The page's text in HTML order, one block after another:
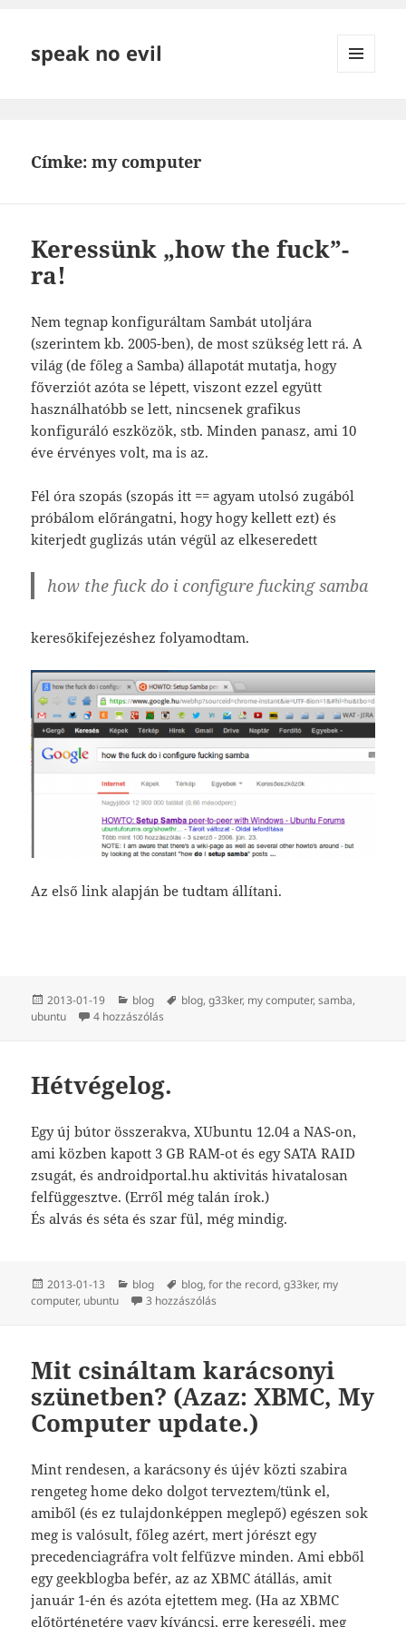
speak no evil
Címke:my computer
Keressünk „how the fuck”-
ra!
Nem tegnap konfiguráltam Sambát utoljára
(szerintem kb. 2005-ben), de most szükség lett rá. A
világ (de főleg a Samba) állapotát mutatja, hogy
főverziót azóta se lépett, viszont ezzel együtt
használhatóbb se lett, nincsenek grafikus
konfiguráló eszközök, stb. Minden panasz, ami 10
éve érvényes volt, ma is az.
Fél óra szopás (szopás itt == agyam utolsó zugából
próbálom előrángatni, hogy hogy kellett ezt) és
kiterjedt guglizás után végül az elkeseredett
how the fuck do i configure fucking samba
keresőkifejezéshez folyamodtam.
Az első link alapján be tudtam állítani.
Közzétéve
2013-01-19 Kategória
blog Címke
blog,g33ker, my computer,samba,
ubuntu
4 hozzászólás
Hétvégelog.
Egy új bútor összerakva, XUbuntu 12.04 a NAS-on,
ami közben kapott 3 GB RAM-ot és egy SATA RAID
zsugát, és androidportal.hu aktivitás hivatalosan
felfüggesztve. (Erről még talán írok.)
És alvás és séta és szar fül, még mindig.
Közzétéve
2013-01-13 Kategória
blog Címke
blog,for the record,g33ker, my
computer, ubuntu 3 hozzászólás
Mit csináltam karácsonyi
szünetben? (Azaz: XBMC, My
Computer update.)
Mint rendesen, a karácsony és újév közti szabira
rengeteg home deko dolgot terveztem/tünk el,
amiből (és ez tulajdonképpen meglepő) egészen sok
meg is valósult, főleg azért, mert jórészt egy
precedenciagráfra volt felfűzve minden. Ami ebből
egy geekblogba befér, az az XBMC átállás, amit
január 1-én és azóta ejtettem meg. (Ha az XBMC
előtörténetére vagy kíváncsi,erre keresgélj, meg